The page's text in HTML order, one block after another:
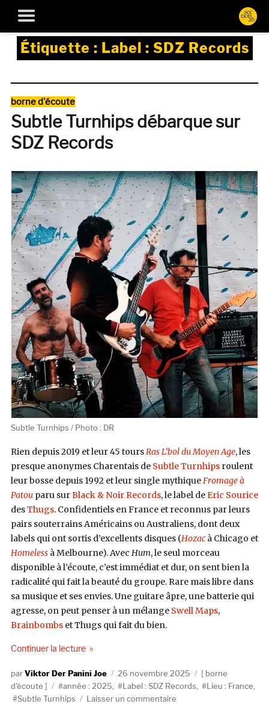
Étiquette : Label : SDZ Records
Catégories
borne d'écoute
Subtle Turnhips débarque sur
SDZ Records
Subtle Turnhips / Photo : DR
Rien depuis 2019 et leur 45 toursRas L’bol du Moyen Age, les
presque anonymes Charentais de Subtle Turnhipsroulent
leur bosse depuis 1992 et leur single mythiqueFromage à
Patouparu surBlack & Noir Records, le label deEric Sourice
desThugs. Confidentiels en France et reconnus par leurs
pairs souterrains Américains ou Australiens, dont deux
labels qui ont sortis d’excellents disques (Hozacà Chicago et
Homeless à Melbourne). Avec Hum, le seul morceau
disponible à l’écoute, c’est immédiat et dur, on sent bien la
radicalité qui fait la beauté du groupe. Rare mais libre dans
sa musique et ses envies. Une guitare âpre, une batterie qui
agresse, on peut penser à un mélange Swell Maps,
Brainbombset Thugs qui fait du bien.
Continuer la lecturede « Subtle Turnhips débarque sur SDZ Records
AuteurViktor Der Panini Joe
Publié
le
26 novembre 2025 Catégories
borne
d'écoute
Étiquettes
année : 2025, Label : SDZ Records, Lieu : France,
Subtle Turnhips
Laisser un commentaire